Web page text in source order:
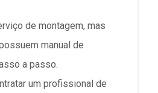
de montagem, mas
manual de
a passo.
um profissional de